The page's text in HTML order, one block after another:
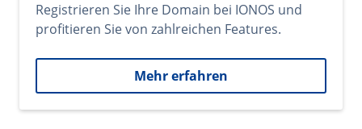
Registrieren Sie Ihre Domain bei IONOS und
profitieren Sie von zahlreichen Features.
Mehr erfahren